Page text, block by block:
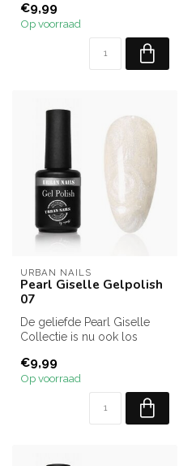
€9,99
Op voorraad
URBAN NAILS
Pearl Giselle Gelpolish
07
De geliefde Pearl Giselle
Collectie is nu ook los
€9,99
Op voorraad